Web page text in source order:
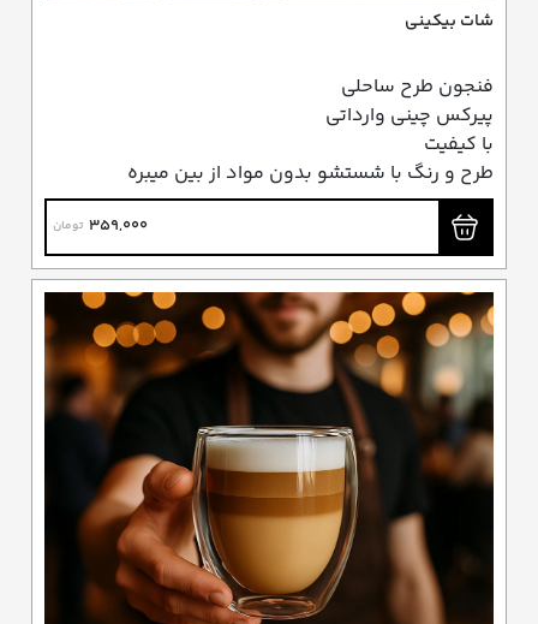
شات بیکینی
فنجون طرح ساحلی
پیرکس چینی وارداتی
با کیفیت
طرح و رنگ با شستشو بدون مواد از بین میبره
359,000 تومان